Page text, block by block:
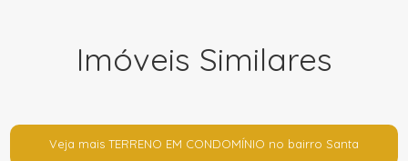
Imóveis Similares
Veja mais TERRENO EM CONDOMÍNIO no bairro Santa